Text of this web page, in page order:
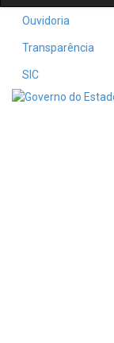
Ouvidoria
Transparência
SIC